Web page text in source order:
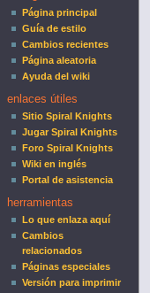
Página principal
Guía de estilo
Cambios recientes
Página aleatoria
Ayuda del wiki
enlaces útiles
Sitio Spiral Knights
Jugar Spiral Knights
Foro Spiral Knights
Wiki en inglés
Portal de asistencia
herramientas
Lo que enlaza aquí
Cambios
relacionados
Páginas especiales
Versión para imprimir